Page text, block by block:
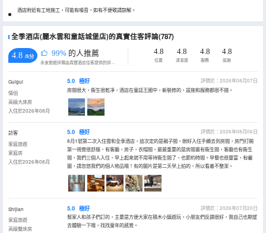
酒店附近有工地施工，可能有噪音，如有不便敬請諒解。
全季酒店(麗水雲和童話城堡店)的真實住客評論(787)
4.8 /5分 99% 的人推薦
永安旅遊評價由真實酒店住客提供的評價。
4.8
位置
4.8
清潔度
4.8
服務
4.8
設施
Guigui
情侶
高級大床房
入住於2026年08月
5.0 極好
評價於：2026年08月07日
房間很大，衞生很乾凈，酒店在童話王國中，新裝修的，設施和服務都很不錯。
訪客
家庭旅遊
家庭房
入住於2026年08月
5.0 極好
評價於：2026年08月06日
8月1號第二次入住雲和全季酒店，這次定的是親子間，辦好入住手續去到房間，房門打開
第一視覺很舒服，有客廳，房子，衣帽間，最最重要的是房間裏有衞生間，客廳也有衞生
間，我們三個人入住，早上起來就不用等待衞生間了，也節約時間。早餐也很豐富，有曬
圖，請忽悠我們的個人物品哦！有的圖片是第二天早上拍的，所以看着不整潔。
Shijian
家庭旅遊
高級雙床房
5.0 極好
評價於：2026年07月20日
幫家人和孩子們訂的，主要是方便大家在積木小鎮遊玩，小朋友們反饋很好，我自己也期望
去體驗一下哦，找找童年的感覺。